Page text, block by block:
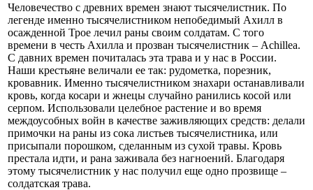
Человечество с древних времен знают тысячелистник. По
легенде именно тысячелистником непобедимый Ахилл в
осажденной Трое лечил раны своим солдатам. С того
времени в честь Ахилла и прозван тысячелистник – Achillea.
С давних времен почиталась эта трава и у нас в России.
Наши крестьяне величали ее так: рудометка, порезник,
кровавник. Именно тысячелистником знахари останавливали
кровь, когда косари и жнецы случайно ранились косой или
серпом. Использовали целебное растение и во время
междоусобных войн в качестве заживляющих средств: делали
примочки на раны из сока листьев тысячелистника, или
присыпали порошком, сделанным из сухой травы. Кровь
престала идти, и рана заживала без нагноений. Благодаря
этому тысячелистник у нас получил еще одно прозвище –
солдатская трава.